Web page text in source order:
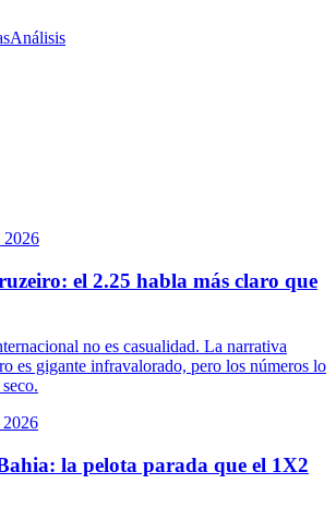
Análisis
2026
el 2.25 habla más claro que
no es casualidad. La narrativa
es gigante infravalorado, pero los números lo
la pelota parada que el 1X2